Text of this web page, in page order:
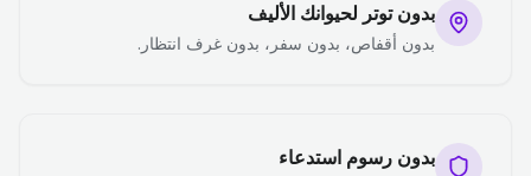
بدون توتر لحيوانك الأليف
بدون أقفاص، بدون سفر، بدون غرف انتظار.
بدون رسوم استدعاء